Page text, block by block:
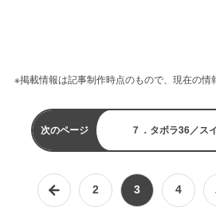
※掲載情報は記事制作時点のもので、現在の情
次のページ ７．タボラ36／ス
2 3 4